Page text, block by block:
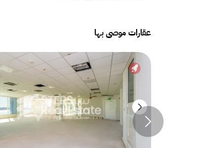
عقارات موصى بها